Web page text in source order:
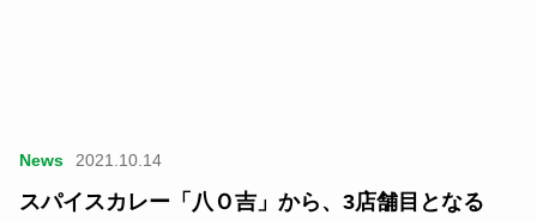
News 2021.10.14
スパイスカレー「八Ｏ吉」から、3店舗目となる